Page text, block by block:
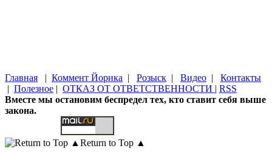
Главная | Коммент Йорика | Розыск | Видео | Контакты
| Полезное | ОТКАЗ ОТ ОТВЕТСТВЕННОСТИ | RSS
Вместе мы остановим беспредел тех, кто ставит себя выше
закона.
Return to Top ▲